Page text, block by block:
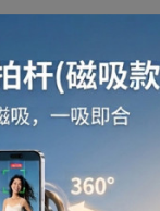
額探機
係你心水，最優惠價
我們有多款ITSU 御手
sale.
代理資料及價錢實惠借
及優點缺點，請留意我們